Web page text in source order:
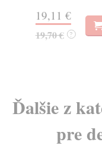
19,11 €
19,70 € ?
Ďalšie z
pre